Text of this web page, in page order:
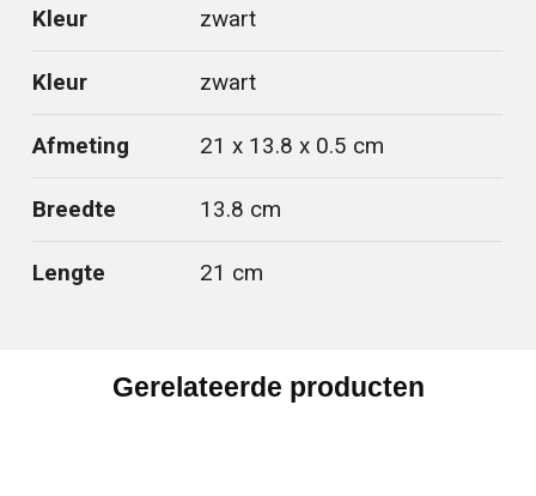
Kleur zwart
Kleur zwart
Afmeting 21 x 13.8 x 0.5 cm
Breedte 13.8 cm
Lengte 21 cm
Gerelateerde producten